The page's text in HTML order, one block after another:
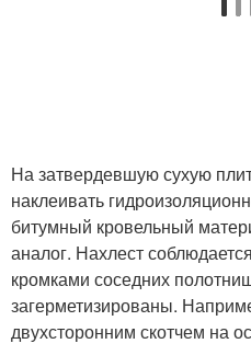
На затвердевшую сухую
наклеивать
битумный кровельный
аналог. Нахлест
кромками соседних
загерметизированы.
двухсторонним скотчем на